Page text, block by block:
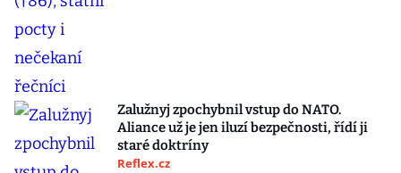
Zalužnyj zpochybnil vstup do NATO.
Aliance už je jen iluzí bezpečnosti, řídí ji
staré doktríny
Reflex.cz